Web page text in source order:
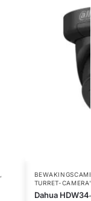
,
TURRET-
Dahua